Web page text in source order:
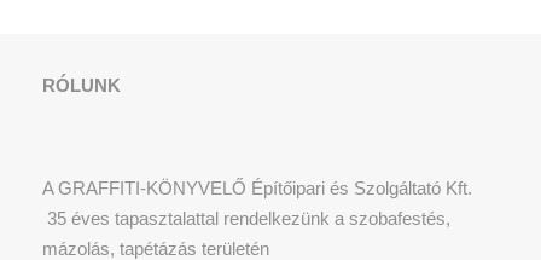
RÓLUNK
A GRAFFITI-KÖNYVELŐ Építőipari és Szolgáltató Kft.
35 éves tapasztalattal rendelkezünk a szobafestés,
mázolás, tapétázás területén